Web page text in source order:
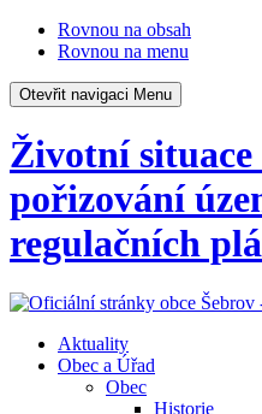
Rovnou na obsah
Rovnou na menu
Otevřit navigaci Menu
Životní situace
pořizování
regulačních
Aktuality
Obec a Úřad
Obec
Historie